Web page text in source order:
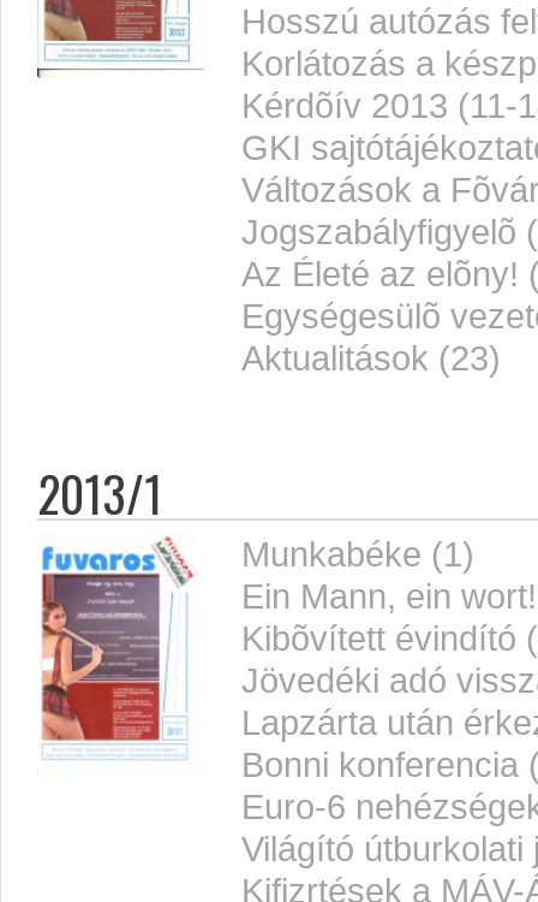
Hosszú autózás
Korlátozás a
Kérdõív 2013 (11-
GKI
Változások a
Jogszabályfigyelõ
Az Életé az elõny!
Egységesülõ
Aktualitások (23)
2013/1
Munkabéke (1)
Ein Mann, ein
Kibõvített évindító
Jövedéki adó
Lapzárta után
Bonni konferencia
Euro-6
Világító útburkolati
Kifizrtések a